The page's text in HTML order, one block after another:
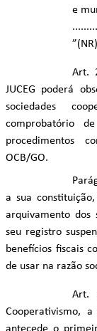
e
”(NR)
Art.
JUCEG poderá
sociedades
comprobatório
procedimentos
OCB/GO.
a sua
arquivamento dos
seu registro
benefícios fiscais
de usar na razão
Art.
Cooperativismo,